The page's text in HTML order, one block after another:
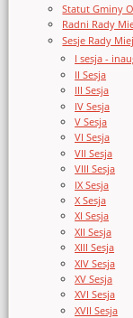
Statut Gminy
Radni Rady
Sesje Rady
I sesja -
II Sesja
III Sesja
IV Sesja
V Sesja
VI Sesja
VII Sesja
VIII Sesja
IX Sesja
X Sesja
XI Sesja
XII Sesja
XIII Sesja
XIV Sesja
XV Sesja
XVI Sesja
XVII Sesja